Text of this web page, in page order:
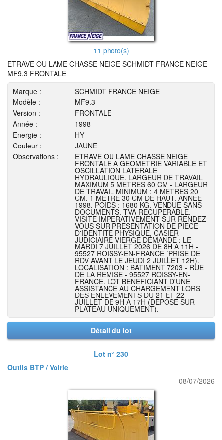
11 photo(s)
ETRAVE OU LAME CHASSE NEIGE SCHMIDT FRANCE NEIGE
MF9.3 FRONTALE
Marque :
SCHMIDT FRANCE NEIGE
Modèle :
MF9.3
Version :
FRONTALE
Année :
1998
Energie :
HY
Couleur :
JAUNE
Observations :
ETRAVE OU LAME CHASSE NEIGE
FRONTALE A GEOMETRIE VARIABLE ET
OSCILLATION LATERALE
HYDRAULIQUE. LARGEUR DE TRAVAIL
MAXIMUM 5 METRES 60 CM - LARGEUR
DE TRAVAIL MINIMUM : 4 METRES 20
CM. 1 METRE 30 CM DE HAUT. ANNEE
1998. POIDS : 1680 KG. VENDUE SANS
DOCUMENTS. TVA RECUPERABLE.
VISITE IMPERATIVEMENT SUR RENDEZ-
VOUS SUR PRESENTATION DE PIECE
D'IDENTITE PHYSIQUE, CASIER
JUDICIAIRE VIERGE DEMANDE : LE
MARDI 7 JUILLET 2026 DE 8H A 11H -
95527 ROISSY-EN-FRANCE (PRISE DE
RDV AVANT LE JEUDI 2 JUILLET 12H).
LOCALISATION : BATIMENT 7203 - RUE
DE LA REMISE - 95527 ROISSY-EN-
FRANCE. LOT BENEFICIANT D'UNE
ASSISTANCE AU CHARGEMENT LORS
DES ENLEVEMENTS DU 21 ET 22
JUILLET DE 9H A 17H (DEPOSE SUR
PLATEAU UNIQUEMENT).
Détail du lot
Lot n° 230
Outils BTP / Voirie
08/07/2026